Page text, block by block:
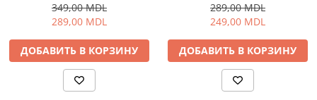
349,00 MDL
289,00 MDL
ДОБАВИТЬ В КОРЗИНУ
289,00 MDL
249,00 MDL
ДОБАВИТЬ В КОРЗИНУ